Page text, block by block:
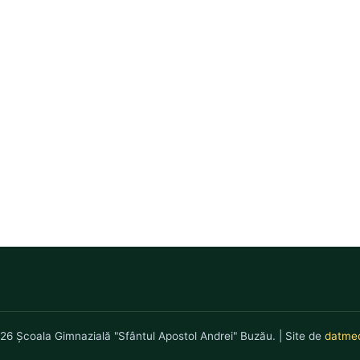
Școala Gimnazială "Sfântul Apostol Andrei" Buzău. | Site de